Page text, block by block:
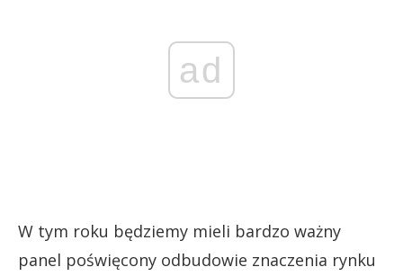
ad
W tym roku będziemy mieli bardzo ważny
panel poświęcony odbudowie znaczenia rynku